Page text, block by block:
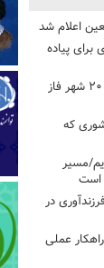
اعلام شد
برای پیاده
آغاز برنامه ملی پزشکی خانواده در ۲۰ شهر فاز
که
مسیر
است
در
فرزندم به من احترام نمی‌گذارد؛ ۵ راهکار عملی